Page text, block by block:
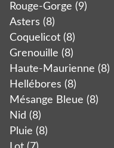
Rouge-Gorge (9)
Asters (8)
Coquelicot (8)
Grenouille (8)
Haute-Maurienne (8)
Hellébores (8)
Mésange Bleue (8)
Nid (8)
Pluie (8)